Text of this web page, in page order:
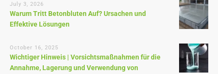
July 3, 2026
Warum Tritt Betonbluten Auf? Ursachen und
Effektive Lösungen
October 16, 2025
Wichtiger Hinweis | Vorsichtsmaßnahmen für die
Annahme, Lagerung und Verwendung von